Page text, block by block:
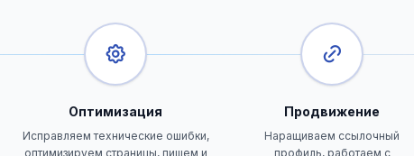
Оптимизация
Исправляем технические ошибки,
оптимизируем страницы, пишем и
Продвижение
Наращиваем ссылочный
профиль, работаем с